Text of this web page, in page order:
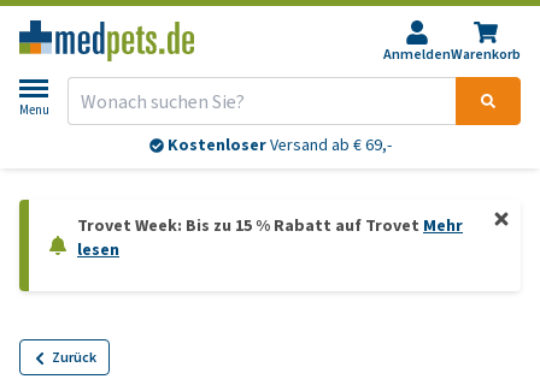
AnmeldenWarenkorb
Menu
KostenloserVersand ab € 69,-
Trovet Week: Bis zu 15 % Rabatt auf Trovet Mehr
lesen
Zurück